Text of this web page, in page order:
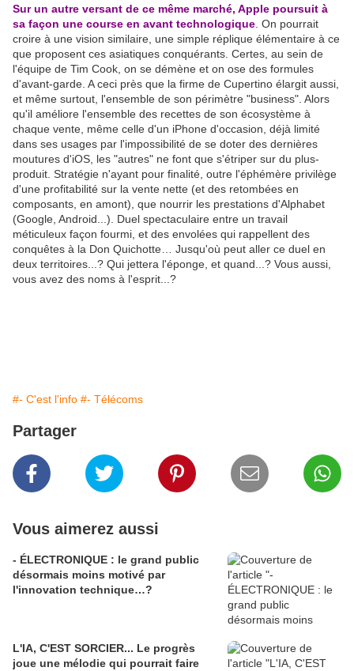
Sur un autre versant de ce même marché, Apple poursuit à
sa façon une course en avant technologique . On pourrait
croire à une vision similaire, une simple réplique élémentaire à ce
que proposent ces asiatiques conquérants. Certes, au sein de
l'équipe de Tim Cook, on se démène et on ose des formules
d'avant-garde. A ceci près que la firme de Cupertino élargit aussi,
et même surtout, l'ensemble de son périmètre "business". Alors
qu'il améliore l'ensemble des recettes de son écosystème à
chaque vente, même celle d'un iPhone d'occasion, déjà limité
dans ses usages par l'impossibilité de se doter des dernières
moutures d'iOS, les "autres" ne font que s'étriper sur du plus-
produit. Stratégie n'ayant pour finalité, outre l'éphémère privilège
d'une profitabilité sur la vente nette (et des retombées en
composants, en amont), que nourrir les prestations d'Alphabet
(Google, Android...). Duel spectaculaire entre un travail
méticuleux façon fourmi, et des envolées qui rappellent des
conquêtes à la Don Quichotte… Jusqu'où peut aller ce duel en
deux territoires...? Qui jettera l'éponge, et quand...? Vous aussi,
vous avez des noms à l'esprit...?
#- C'est l'info #- Télécoms
Partager
Vous aimerez aussi
- ÉLECTRONIQUE : le grand public
désormais moins motivé par
l'innovation technique…?
L'IA, C'EST SORCIER... Le progrès
joue une mélodie qui pourrait faire